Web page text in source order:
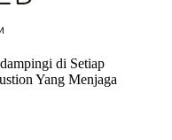
di Setiap
Yang Menjaga